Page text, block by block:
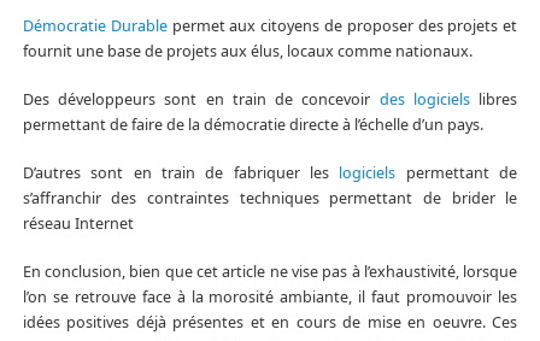
Démocratie Durablepermet aux citoyens de proposer des projets et
fournit une base de projets aux élus, locaux comme nationaux.
Des développeurs sont en train de concevoir des logicielslibres
permettant de faire de la démocratie directe à l’échelle d’un pays.
D’autres sont en train de fabriquer les logiciels permettant de
s’affranchir des contraintes techniques permettant de brider le
réseau Internet
En conclusion, bien que cet article ne vise pas à l’exhaustivité, lorsque
l’on se retrouve face à la morosité ambiante, il faut promouvoir les
idées positives déjà présentes et en cours de mise en oeuvre. Ces